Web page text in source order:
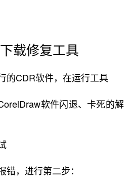
载修复工具
的CDR软件，在运行工具
，进行第二步：